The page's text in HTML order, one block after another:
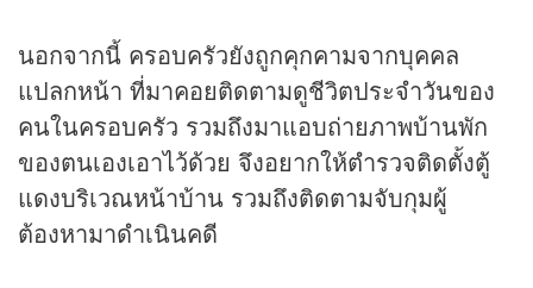
นอกจากนี้ ครอบครัวยังถูกคุกคามจากบุคคล
แปลกหน้า ที่มาคอยติดตามดูชีวิตประจำวันของ
คนในครอบครัว รวมถึงมาแอบถ่ายภาพบ้านพัก
ของตนเองเอาไว้ด้วย จึงอยากให้ตำรวจติดตั้งตู้
แดงบริเวณหน้าบ้าน รวมถึงติดตามจับกุมผู้
ต้องหามาดำเนินคดี